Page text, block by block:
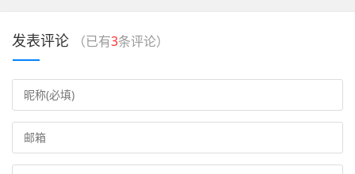
发表评论 （已有3条评论）